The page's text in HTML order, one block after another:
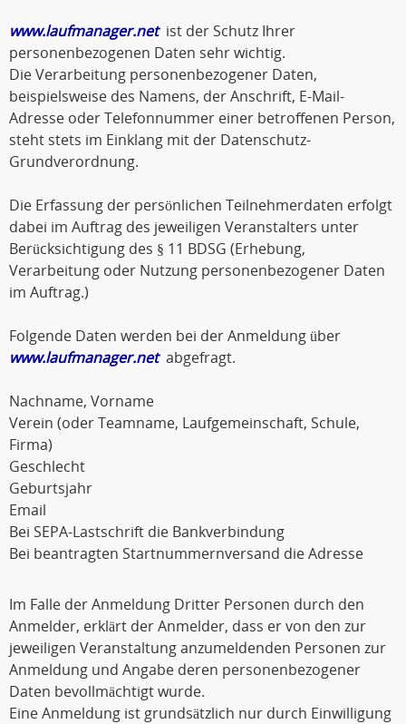
www.laufmanager.netist der Schutz Ihrer
personenbezogenen Daten sehr wichtig.
Die Verarbeitung personenbezogener Daten,
beispielsweise des Namens, der Anschrift, E-Mail-
Adresse oder Telefonnummer einer betroffenen Person,
steht stets im Einklang mit der Datenschutz-
Grundverordnung.
Die Erfassung der persönlichen Teilnehmerdaten erfolgt
dabei im Auftrag des jeweiligen Veranstalters unter
Berücksichtigung des § 11 BDSG (Erhebung,
Verarbeitung oder Nutzung personenbezogener Daten
im Auftrag.)
Folgende Daten werden bei der Anmeldung über
www.laufmanager.netabgefragt.
Nachname, Vorname
Verein (oder Teamname, Laufgemeinschaft, Schule,
Firma)
Geschlecht
Geburtsjahr
Email
Bei SEPA-Lastschrift die Bankverbindung
Bei beantragten Startnummernversand die Adresse
Im Falle der Anmeldung Dritter Personen durch den
Anmelder, erklärt der Anmelder, dass er von den zur
jeweiligen Veranstaltung anzumeldenden Personen zur
Anmeldung und Angabe deren personenbezogener
Daten bevollmächtigt wurde.
Eine Anmeldung ist grundsätzlich nur durch Einwilligung